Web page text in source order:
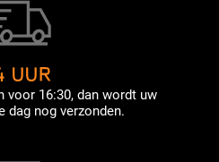
UUR
voor 16:30, dan wordt uw
dag nog verzonden.